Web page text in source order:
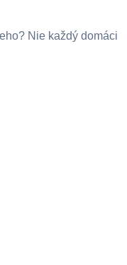
Nie každý domáci